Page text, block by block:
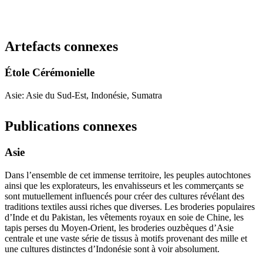
Artefacts connexes
Étole Cérémonielle
Asie: Asie du Sud-Est, Indonésie, Sumatra
Publications connexes
Asie
Dans l’ensemble de cet immense territoire, les peuples autochtones
ainsi que les explorateurs, les envahisseurs et les commerçants se
sont mutuellement influencés pour créer des cultures révélant des
traditions textiles aussi riches que diverses. Les broderies populaires
d’Inde et du Pakistan, les vêtements royaux en soie de Chine, les
tapis perses du Moyen-Orient, les broderies ouzbèques d’Asie
centrale et une vaste série de tissus à motifs provenant des mille et
une cultures distinctes d’Indonésie sont à voir absolument.